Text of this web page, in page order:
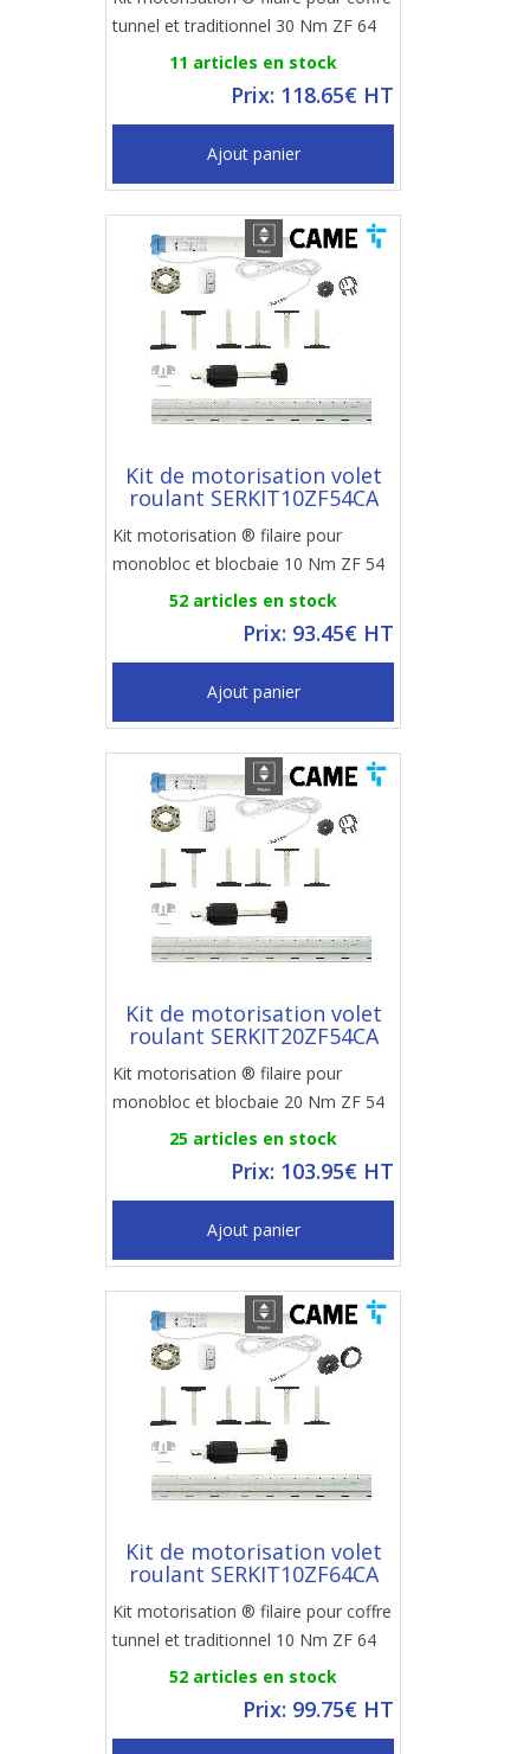
tunnel et traditionnel 30 Nm ZF 64
11 articles en stock
Prix: 118.65€ HT
Ajout panier
Kit de motorisation volet
roulant SERKIT10ZF54CA
Kit motorisation ® filaire pour
monobloc et blocbaie 10 Nm ZF 54
52 articles en stock
Prix: 93.45€ HT
Ajout panier
Kit de motorisation volet
roulant SERKIT20ZF54CA
Kit motorisation ® filaire pour
monobloc et blocbaie 20 Nm ZF 54
25 articles en stock
Prix: 103.95€ HT
Ajout panier
Kit de motorisation volet
roulant SERKIT10ZF64CA
Kit motorisation ® filaire pour coffre
tunnel et traditionnel 10 Nm ZF 64
52 articles en stock
Prix: 99.75€ HT